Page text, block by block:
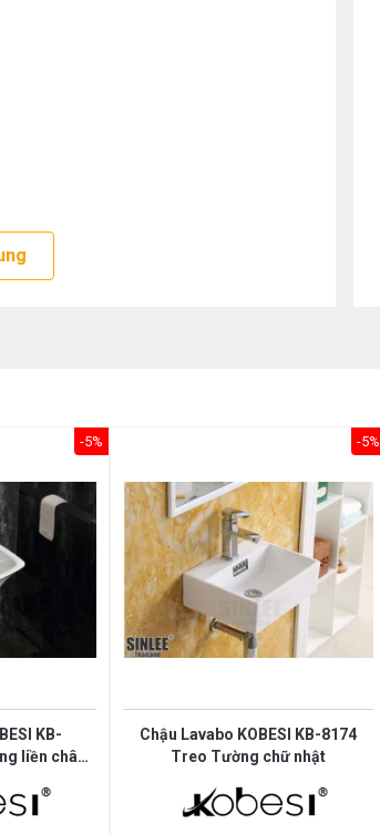
phẩm bồn rửa mới nhất hiện nay,
trong gia đình.
nên người dùng sẽ an tâm về độ
dài.
vào trong để nước không bắn ra
Hà Nội
-5%
KB-
liền chân
-5%
Chậu Lavabo KOBESI KB-8174
Treo Tường chữ nhật